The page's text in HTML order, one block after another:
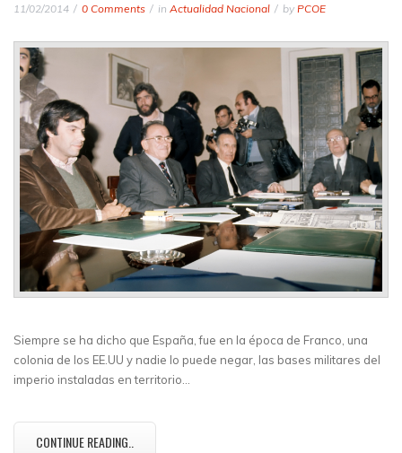
11/02/2014 0 Comments in Actualidad Nacional by PCOE
Siempre se ha dicho que España, fue en la época de Franco, una
colonia de los EE.UU y nadie lo puede negar, las bases militares del
imperio instaladas en territorio…
CONTINUE READING..